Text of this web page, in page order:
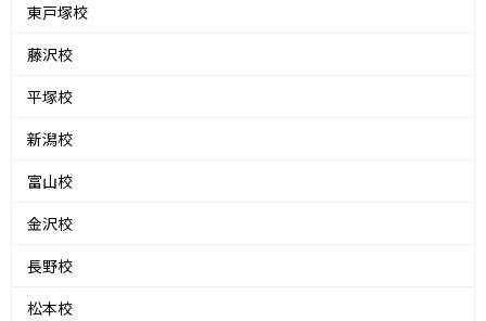
東戸塚校
藤沢校
平塚校
新潟校
富山校
金沢校
長野校
松本校